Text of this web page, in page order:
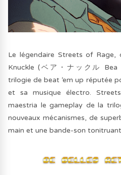
Le légendaire Streets of
Knuckle (ベア・ナックル Bea
trilogie de beat ‘em up réputée
et sa musique électro.
maestria le gameplay de la
nouveaux mécanismes, de
main et une bande-son